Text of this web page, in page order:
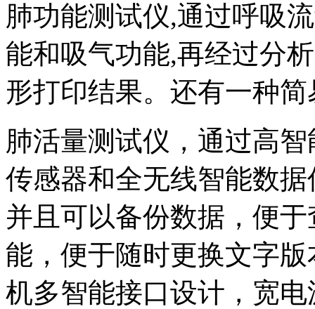
肺功能测试仪,通过呼吸
能和吸气功能,再经过分
形打印结果。还有一种
肺活量测试仪，通过高
传感器和全无线智能数
并且可以备份数据，便
能，便于随时更换文字
机多智能接口设计，宽